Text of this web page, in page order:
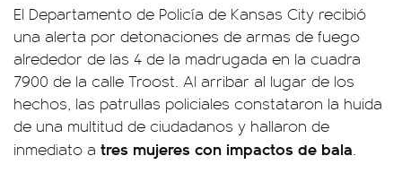
El Departamento de Policía de Kansas City recibió
una alerta por detonaciones de armas de fuego
alrededor de las 4 de la madrugada en la cuadra
7900 de la calle Troost. Al arribar al lugar de los
hechos, las patrullas policiales constataron la huida
de una multitud de ciudadanos y hallaron de
inmediato a tres mujeres con impactos de bala.